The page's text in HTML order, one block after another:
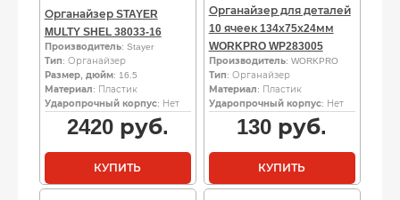
Органайзер STAYER
MULTY SHEL 38033-16
Производитель: Stayer
Тип: Органайзер
Размер, дюйм: 16.5
Материал: Пластик
Ударопрочный корпус: Нет
2420руб.
КУПИТЬ
Органайзер для деталей
10 ячеек 134х75х24мм
WORKPRO WP283005
Производитель: WORKPRO
Тип: Органайзер
Материал: Пластик
Ударопрочный корпус: Нет
130 руб.
КУПИТЬ